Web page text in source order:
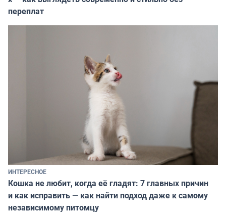
переплат
ИНТЕРЕСНОЕ
Кошка не любит, когда её гладят: 7 главных причин
и как исправить — как найти подход даже к самому
независимому питомцу